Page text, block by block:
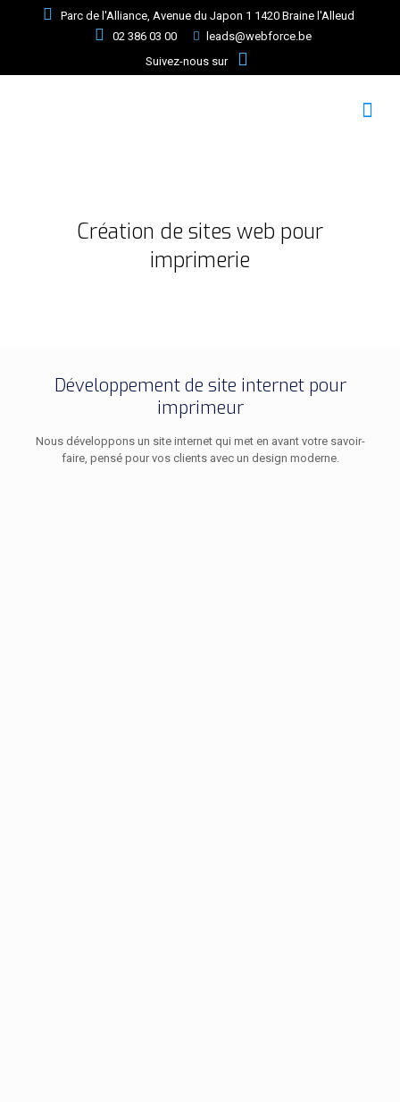
Parc de l'Alliance, Avenue du Japon 1 1420 Braine l'Alleud
02 386 03 00
leads@webforce.be
Suivez-nous sur
Création de sites web pour
imprimerie
Développement de site internet pour
imprimeur
Nous développons un site internet qui met en avant votre savoir-
faire, pensé pour vos clients avec un design moderne.